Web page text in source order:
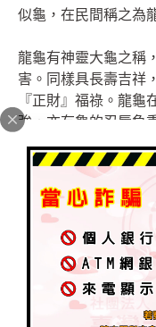
似龜，在民間稱之為
龍龜有神靈大龜之稱
害。同樣具長壽吉祥
『正財』福祿。龍龜
強，亦有龜的忍辱負
家中有官非、是非、
宜供奉龍龜，化解凶
龜會吸收天地山川的
在老人家的睡房裏擺
壽，甚為適宜，但要
外。如用龍龜招財，
氣入宅。